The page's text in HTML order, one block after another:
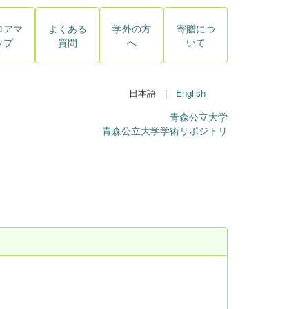
アマ
プ
よくある
質問
学外の方
へ
寄贈につ
いて
日本語 | English
青森公立大学
青森公立大学学術リポジトリ